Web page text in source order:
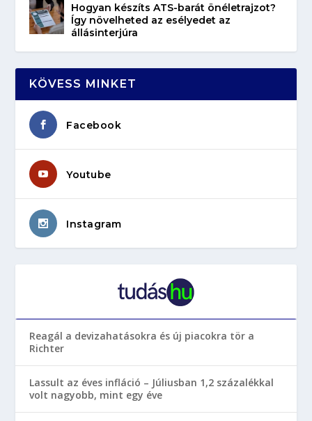
Hogyan készíts ATS-barát önéletrajzot?
Így növelheted az esélyedet az
állásinterjúra
KÖVESS MINKET
Facebook
Youtube
Instagram
Reagál a devizahatásokra és új piacokra tör a
Richter
Lassult az éves infláció – Júliusban 1,2 százalékkal
volt nagyobb, mint egy éve